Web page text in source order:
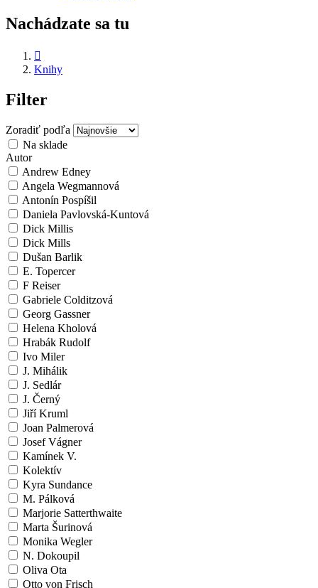
Nachádzate sa tu

Knihy
Filter
Zoradiť podľa
Na sklade
Autor
Andrew Edney
Angela Wegmannová
Antonín Pospíšil
Daniela Pavlovská-Kuntová
Dick Millis
Dick Mills
Dušan Barlik
E. Topercer
F Reiser
Gabriele Colditzová
Georg Gassner
Helena Kholová
Hrabák Rudolf
Ivo Miler
J. Mihálik
J. Sedlár
J. Černý
Jiří Kruml
Joan Palmerová
Josef Vágner
Kamínek V.
Kolektív
Kyra Sundance
M. Pálková
Marjorie Satterthwaite
Marta Šurinová
Monika Wegler
N. Dokoupil
Oliva Ota
Otto von Frisch